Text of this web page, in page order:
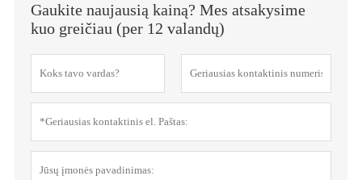
Gaukite naujausią kainą? Mes atsakysime
kuo greičiau (per 12 valandų)